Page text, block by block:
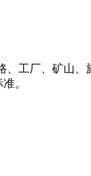
工厂、矿山
。